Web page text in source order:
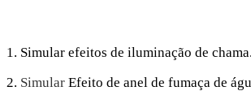
1. Simular efeitos de iluminação de chama.
2. Simular Efeito de anel de fumaça de